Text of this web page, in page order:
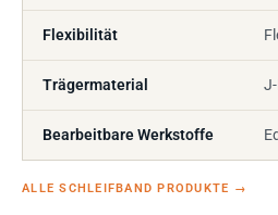
Flexibilität
Trägermaterial
Bearbeitbare Werkstoffe
ALLE SCHLEIFBAND PRODUKTE →